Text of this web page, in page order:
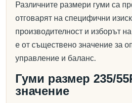
Различните размери гуми са
отговарят на специфични
производителност и изборът
е от съществено значение за
управление и баланс.
Гуми размер 235/
значение